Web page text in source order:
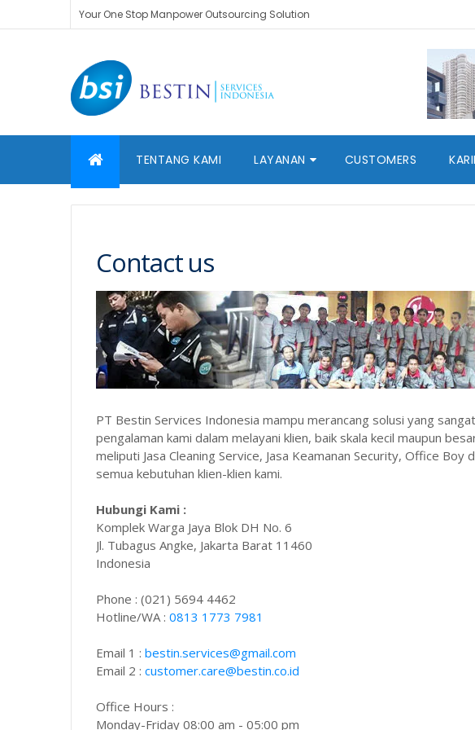
Your One Stop Manpower Outsourcing Solution
TENTANG KAMI LAYANAN CUSTOMERS
Contact us
PT Bestin Services Indonesia mampu merancang solusi yang
pengalaman kami dalam melayani klien, baik skala kecil maupun
meliputi Jasa Cleaning Service, Jasa Keamanan Security, Office
semua kebutuhan klien-klien kami.
Hubungi Kami :
Komplek Warga Jaya Blok DH No. 6
Jl. Tubagus Angke, Jakarta Barat 11460
Indonesia
Phone : (021) 5694 4462
Hotline/WA : 0813 1773 7981
Email 1 : bestin.services@gmail.com
Email 2 : customer.care@bestin.co.id
Office Hours :
Monday-Friday 08:00 am - 05:00 pm